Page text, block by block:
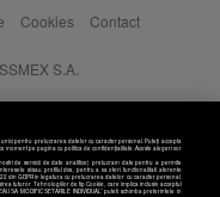
Cookies Contact
S.A.
unici pentru prelucrarea datelor cu caracter personal. Puteți accepta
moment pe pagina cu politica de confidențialitate. Aceste alegeri vor
de servicii de date analitice) prelucram date pentru a permite
si/sau profilul dvs., pentru a va oferi functionalitati aferente
din GDPR in legatura cu prelucrarea datelor cu caracter personal.
tuturor Tehnologiilor de tip Cookie, care implica inclusiv acceptul
SA MODIFIC SETARILE INDIVIDUAL” puteti schimba preferintele in